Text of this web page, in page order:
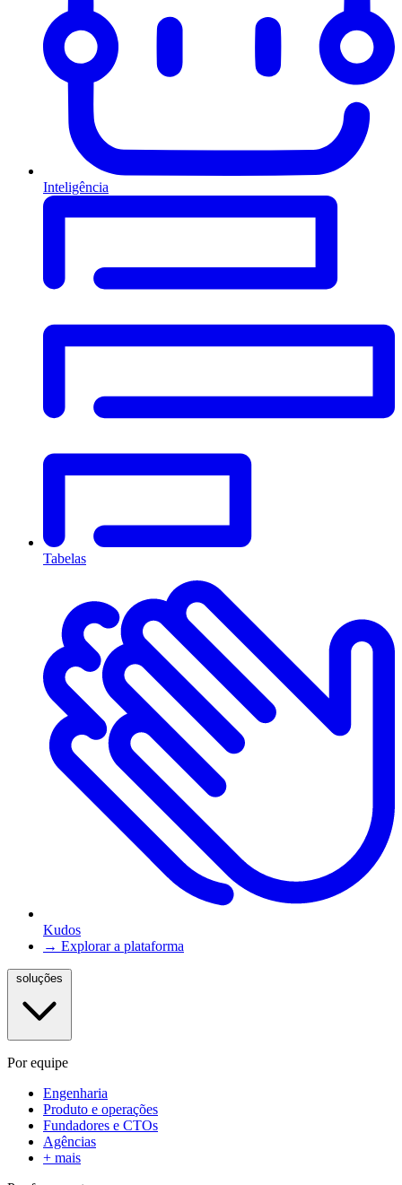
Inteligência
Tabelas
Kudos
→ Explorar a plataforma
Por equipe
Engenharia
Produto e operações
Fundadores e CTOs
Agências
+ mais